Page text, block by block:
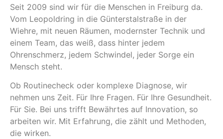
Seit 2009 sind wir für die Menschen in Freiburg da.
Vom Leopoldring in die Günterstalstraße in der
Wiehre, mit neuen Räumen, modernster Technik und
einem Team, das weiß, dass hinter jedem
Ohrenschmerz, jedem Schwindel, jeder Sorge ein
Mensch steht.
Ob Routinecheck oder komplexe Diagnose, wir
nehmen uns Zeit. Für Ihre Fragen. Für Ihre Gesundheit.
Für Sie. Bei uns trifft Bewährtes auf Innovation, so
arbeiten wir. Mit Erfahrung, die zählt und Methoden,
die wirken.